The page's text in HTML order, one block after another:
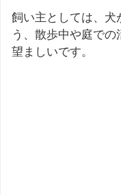
飼い主としては、犬
う、散歩中や庭で
望ましいです。